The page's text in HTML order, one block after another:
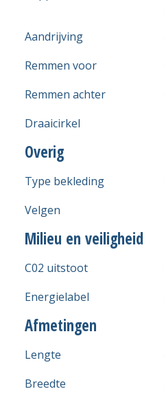
Aandrijving
Remmen voor
Remmen achter
Draaicirkel
Overig
Type bekleding
Velgen
Milieu en veiligheid
C02 uitstoot
Energielabel
Afmetingen
Lengte
Breedte